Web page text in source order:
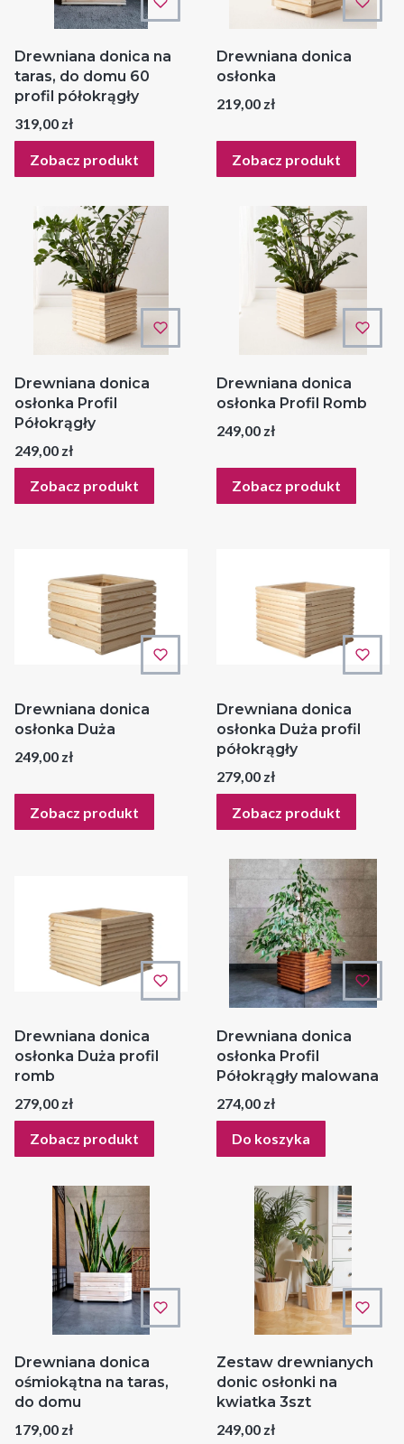
Drewniana donica na
taras, do domu 60
profil półokrągły
Cena
319,00 zł
Zobacz produkt
Drewniana donica
osłonka
Cena
219,00 zł
Zobacz produkt
Drewniana donica
osłonka Profil
Półokrągły
Cena
249,00 zł
Zobacz produkt
Drewniana donica
osłonka Profil Romb
Cena
249,00 zł
Zobacz produkt
Drewniana donica
osłonka Duża
Cena
249,00 zł
Zobacz produkt
Drewniana donica
osłonka Duża profil
półokrągły
Cena
279,00 zł
Zobacz produkt
Drewniana donica
osłonka Duża profil
romb
Cena
279,00 zł
Zobacz produkt
Drewniana donica
osłonka Profil
Półokrągły malowana
Cena
274,00 zł
Do koszyka
Drewniana donica
ośmiokątna na taras,
do domu
Cena
179,00 zł
Zestaw drewnianych
donic osłonki na
kwiatka 3szt
Cena
249,00 zł